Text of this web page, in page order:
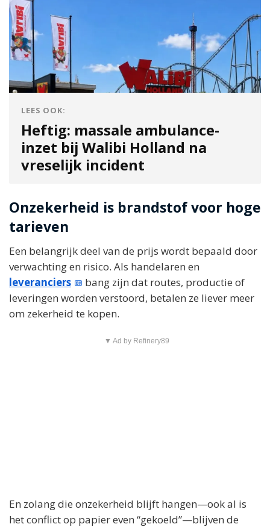
LEES OOK:
Heftig: massale ambulance-
inzet bij Walibi Holland na
vreselijk incident
Onzekerheid is brandstof voor hoge
tarieven
Een belangrijk deel van de prijs wordt bepaald door
verwachting en risico. Als handelaren en
leveranciers
bang zijn dat routes, productie of
leveringen worden verstoord, betalen ze liever meer
om zekerheid te kopen.
▼ Ad by Refinery89
En zolang die onzekerheid blijft hangen—ook al is
het conflict op papier even “gekoeld”—blijven de